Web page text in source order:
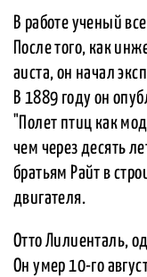
В работе ученый
После того, как
аиста, он начал
В 1889 году он
"Полет птиц как
чем через десять
братьям Райт в
двигателя.
Отто Лилиенталь,
Он умер 10-го